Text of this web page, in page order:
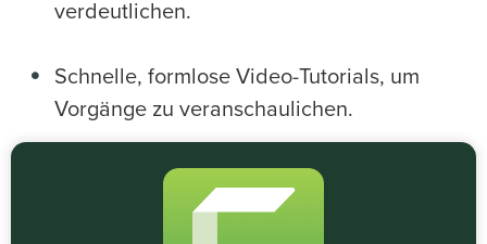
verdeutlichen.
Schnelle, formlose Video-Tutorials, um
Vorgänge zu veranschaulichen.